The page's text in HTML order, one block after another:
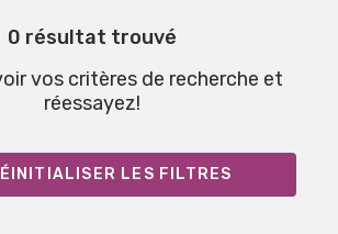
0 résultat trouvé
vos critères de recherche et
réessayez!
LES FILTRES